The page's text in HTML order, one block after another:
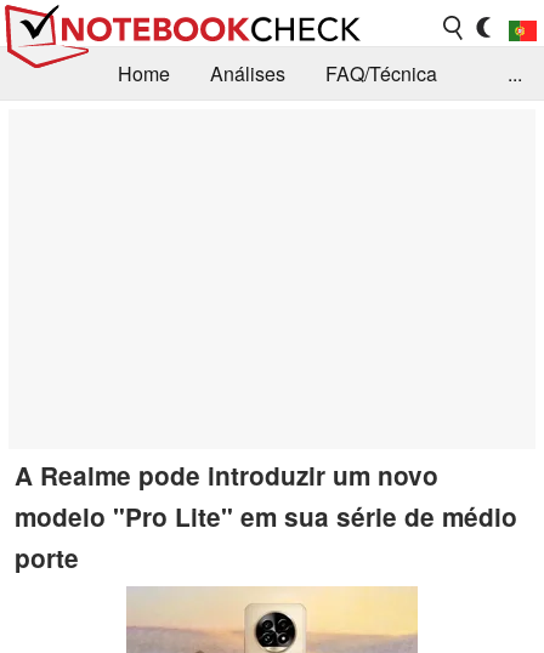
Home Análises
FAQ/Técnica
...
A Realme pode introduzir um novo
modelo "Pro Lite" em sua série de médio
porte